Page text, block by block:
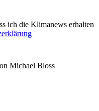
ich die Klimanews erhalten
Michael Bloss